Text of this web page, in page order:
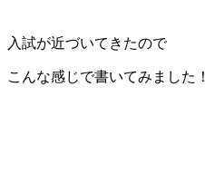
入試が近づいてきたので
こんな感じで書いてみました！